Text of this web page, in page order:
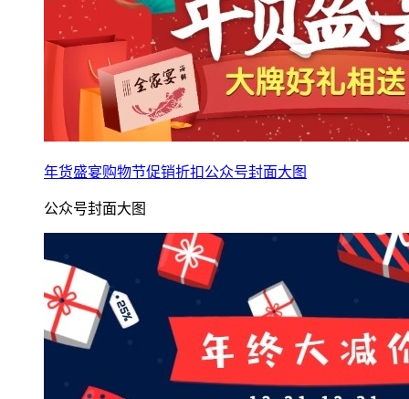
年货盛宴购物节促销折扣公众号封面大图
公众号封面大图